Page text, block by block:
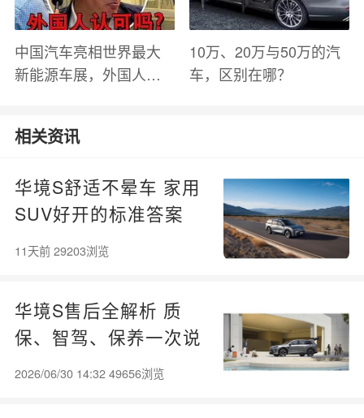
中国汽车亮相世界最大
新能源车展，外国人怎
10万、20万与50万的汽
车，区别在哪？
相关资讯
华境S舒适不晕车 家用
SUV好开的标准答案
11天前 29203浏览
华境S售后全解析 质
保、智驾、保养一次说
2026/06/30 14:32 49656浏览